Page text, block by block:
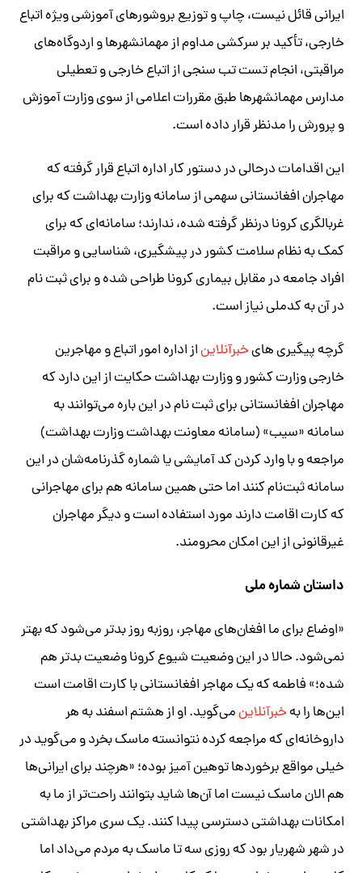
ایرانی قائل نیست، چاپ و توزیع بروشورهای آموزشی ویژه اتباع
خارجی، تأکید بر سرکشی مداوم از مهمانشهرها و اردوگاه‌های
مراقبتی، انجام تست تب سنجی از اتباع خارجی و تعطیلی
مدارس مهمانشهرها طبق مقررات اعلامی از سوی وزارت آموزش
و پرورش را مدنظر قرار داده است.
این اقدامات درحالی در دستور کار اداره اتباع قرار گرفته که
مهاجران افغانستانی سهمی از سامانه وزارت بهداشت که برای
غربالگری کرونا درنظر گرفته شده، ندارند؛ سامانه‌ای که برای
کمک به نظام سلامت کشور در پیشگیری، شناسایی و مراقبت
افراد جامعه در مقابل بیماری کرونا طراحی شده و برای ثبت نام
در آن به کدملی نیاز است.
گرچه پیگیری هایخبرآنلایناز اداره امور اتباع و مهاجرین
خارجی وزارت کشور و وزارت بهداشت حکایت از این دارد که
مهاجران افغانستانی برای ثبت نام در این باره می‌توانند به
سامانه «سیب» (سامانه معاونت بهداشت وزارت بهداشت)
مراجعه و با وارد کردن کد آمایشی یا شماره گذرنامه‌شان در این
سامانه ثبت‌نام کنند اما حتی همین سامانه هم برای مهاجرانی
که کارت اقامت دارند مورد استفاده است و دیگر مهاجران
غیرقانونی از این امکان محرومند.
داستان شماره ملی
«اوضاع برای ما افغان‌های مهاجر، روزبه روز بدتر می‌شود که بهتر
نمی‌شود. حالا در این وضعیت شیوع کرونا وضعیت بدتر هم
شده؛» فاطمه که یک مهاجر افغانستانی با کارت اقامت است
این‌ها را بهخبرآنلاینمی‌گوید. او از هشتم اسفند به هر
داروخانه‌ای که مراجعه کرده نتوانسته ماسک بخرد و می‌گوید در
خیلی مواقع برخوردها توهین آمیز بوده؛ «هرچند برای ایرانی‌ها
هم الان ماسک نیست اما آن‌ها شاید بتوانند راحت‌تر از ما به
امکانات بهداشتی دسترسی پیدا کنند. یک سری مراکز بهداشتی
در شهر شهریار بود که روزی سه تا ماسک به مردم می‌داد اما